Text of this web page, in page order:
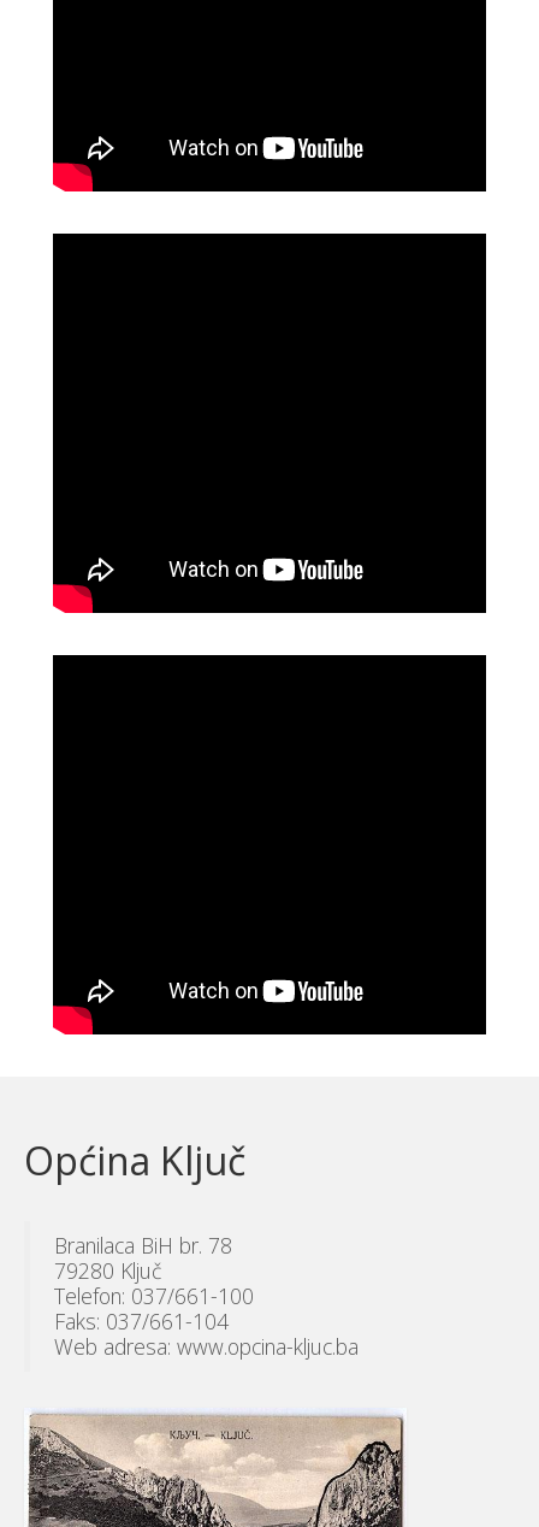
Općina Ključ
Branilaca BiH br. 78
79280 Ključ
Telefon: 037/661-100
Faks: 037/661-104
Web adresa: www.opcina-kljuc.ba